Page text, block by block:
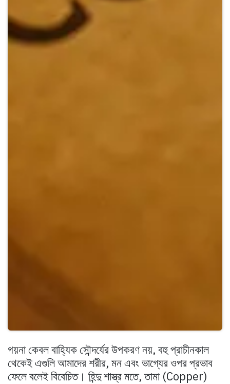
গয়না কেবল বাহ্যিক সৌন্দর্যের উপকরণ নয়, বহু প্রাচীনকাল
থেকেই এগুলি আমাদের শরীর, মন এবং ভাগ্যের ওপর প্রভাব
ফেলে বলেই বিবেচিত। হিন্দু শাস্ত্র মতে, তামা (Copper)